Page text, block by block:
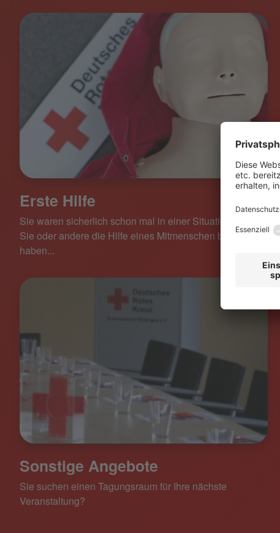
Erste Hilfe
Sie waren sicherlich schon mal in einer Situation, in der
Sie oder andere die Hilfe eines Mitmenschen benötigt
haben...
Sonstige Angebote
Sie suchen einen Tagungsraum für Ihre nächste
Veranstaltung?